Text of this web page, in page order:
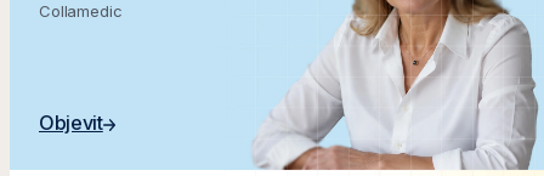
Collamedic
Objevit